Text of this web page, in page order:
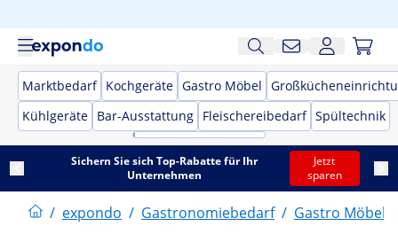
Marktbedarf Kochgeräte Gastro Möbel
Kühlgeräte Bar-Ausstattung Fleischereibedarf Spültechnik
Sichern Sie sich Top-Rabatte für Ihr
Unternehmen
Jetzt
sparen
/ expondo / Gastronomiebedarf / Gastro Möbel